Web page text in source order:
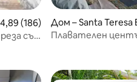
оценка: 4,89 от 5, 186
4,89 (186)
със
Дом – Santa Teresa
Плавателен